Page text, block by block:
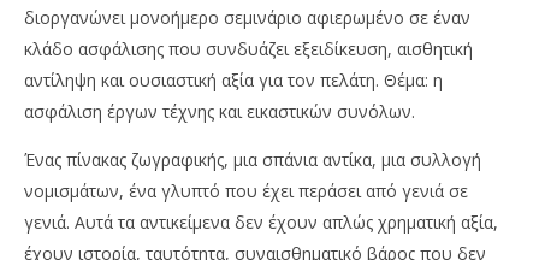
NOW VIEWING
Ασφάλιση Έργων Τέχνης: Ένα σεμινάριο του
διοργανώνει μονοήμερο σεμινάριο αφιερωμένο σε έναν
κλάδο ασφάλισης που συνδυάζει εξειδίκευση, αισθητική
αντίληψη και ουσιαστική αξία για τον πελάτη. Θέμα: η
ασφάλιση έργων τέχνης και εικαστικών συνόλων.
Ένας πίνακας ζωγραφικής, μια σπάνια αντίκα, μια συλλογή
νομισμάτων, ένα γλυπτό που έχει περάσει από γενιά σε
γενιά. Αυτά τα αντικείμενα δεν έχουν απλώς χρηματική αξία,
έχουν ιστορία, ταυτότητα, συναισθηματικό βάρος που δεν